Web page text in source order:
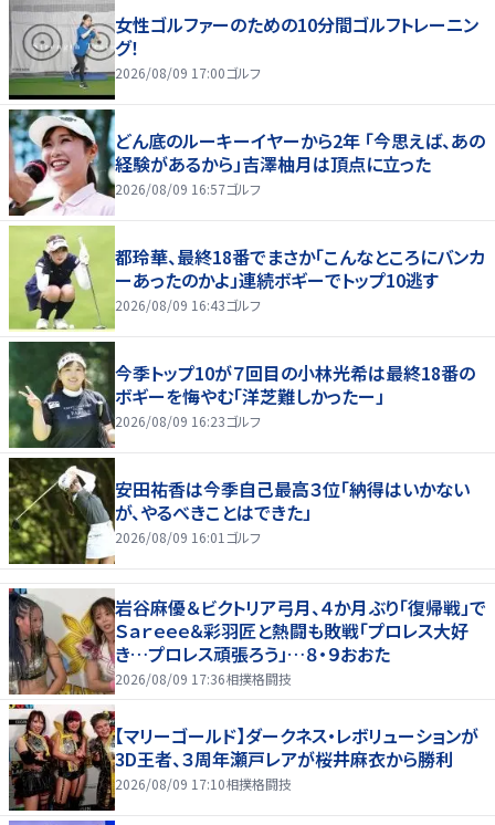
女性ゴルファーのための10分間ゴルフトレーニン
グ！
2026/08/09 17:00ゴルフ
どん底のルーキーイヤーから2年 「今思えば、あの
経験があるから」吉澤柚月は頂点に立った
2026/08/09 16:57ゴルフ
都玲華、最終18番でまさか「こんなところにバンカ
ーあったのかよ」連続ボギーでトップ10逃す
2026/08/09 16:43ゴルフ
今季トップ10が７回目の小林光希は最終18番の
ボギーを悔やむ「洋芝難しかったー」
2026/08/09 16:23ゴルフ
安田祐香は今季自己最高３位「納得はいかない
が、やるべきことはできた」
2026/08/09 16:01 ゴルフ
岩谷麻優＆ビクトリア弓月、４か月ぶり「復帰戦」で
Ｓａｒｅｅｅ＆彩羽匠と熱闘も敗戦「プロレス大好
き…プロレス頑張ろう」…８・９おおた
2026/08/09 17:36相撲格闘技
【マリーゴールド】ダークネス・レボリューションが
3D王者、３周年瀬戸レアが桜井麻衣から勝利
2026/08/09 17:10相撲格闘技